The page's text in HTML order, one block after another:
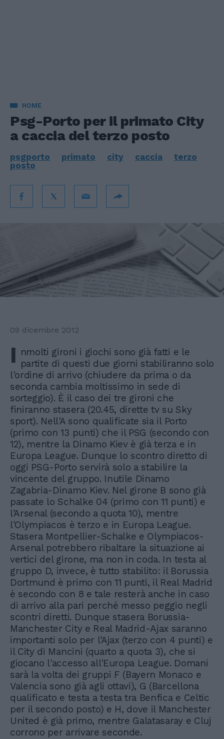
HOME
Psg-Porto per il primato City
a caccia del terzo posto
psgporto primato city caccia
terzo
posto
09 dicembre 2012
I nmolti gironi i giochi sono già fatti e le
partite di questi due giorni stabiliranno solo
l'ordine di arrivo (chiudere da prima o da
seconda cambia moltissimo in sede di
sorteggio). È il caso dei tre gironi che
finiranno stasera (20.45, dirette tv su Sky
sport). Nell'A sono qualificate sia il Porto
(primo con 13 punti) che il PSG (secondo con
12), mentre la Dinamo Kiev è già terza e in
Europa League. Dunque lo scontro diretto di
oggi PSG-Porto servirà solo a stabilire la
vincente del gruppo. Inutile Dinamo
Zagabria-Dinamo Kiev. Nel girone B sono già
passate lo Schalke 04 (primo con 11 punti) e
l'Arsenal (secondo a quota 10), mentre
l'Olympiacos è terzo e in Europa League.
Stasera Montpellier-Schalke e Olympiacos-
Arsenal potrebbero ribaltare la situazione ai
vertici del girone, ma non in coda. In testa al
gruppo D, invece, è tutto stabilito: il Borussia
Dortmund è primo con 11 punti, il Real Madrid
è secondo con 8 e tale resterà anche in caso
di arrivo alla pari perché messo peggio negli
scontri diretti. Dunque stasera Borussia-
Manchester City e Real Madrid-Ajax saranno
importanti solo per l'Ajax (terzo con 4 punti) e
il City di Mancini (quarto a quota 3), che si
giocano l'accesso all'Europa League. Domani
sarà la volta dei gruppi F (Bayern Monaco e
Valencia sono già agli ottavi), G (Barcellona
qualificato e testa a testa tra Benfica e Celtic
per il secondo posto) e H, dove il Manchester
United è già primo, mentre Galatasaray e Cluj
corrono per arrivare seconde.